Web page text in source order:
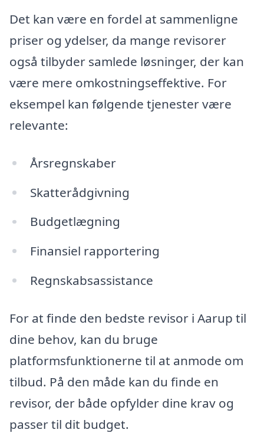
Det kan være en fordel at sammenligne
priser og ydelser, da mange revisorer
også tilbyder samlede løsninger, der kan
være mere omkostningseffektive. For
eksempel kan følgende tjenester være
relevante:
Årsregnskaber
Skatterådgivning
Budgetlægning
Finansiel rapportering
Regnskabsassistance
For at finde den bedste revisor i Aarup til
dine behov, kan du bruge
platformsfunktionerne til at anmode om
tilbud. På den måde kan du finde en
revisor, der både opfylder dine krav og
passer til dit budget.